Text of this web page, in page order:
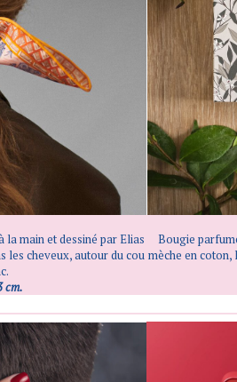
main et dessiné par Elias
les cheveux, autour du cou
cm.
Bougie
mèche en coton,